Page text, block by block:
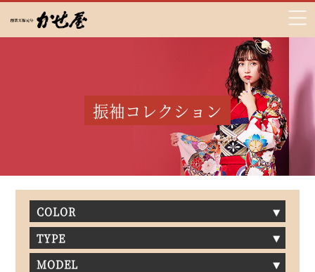
振袖コレクション
COLOR
TYPE
MODEL